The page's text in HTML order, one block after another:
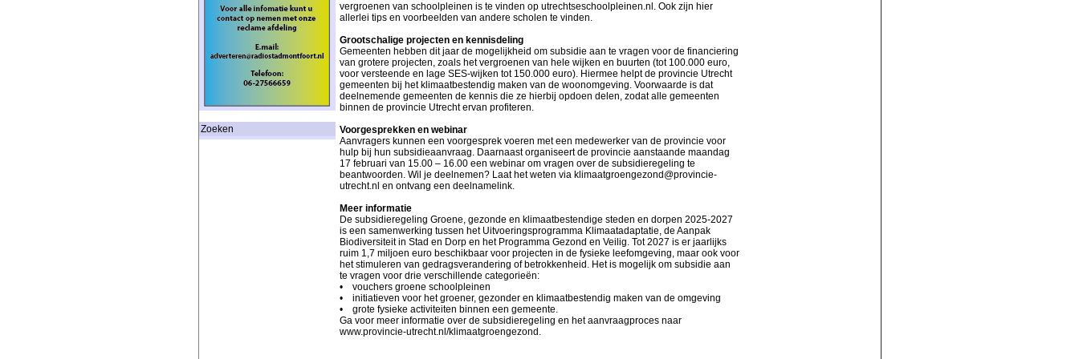
Zoeken
vergroenen van schoolpleinen is te vinden op utrechtseschoolpleinen.nl. Ook zijn hier
allerlei tips en voorbeelden van andere scholen te vinden.
Grootschalige projecten en kennisdeling
Gemeenten hebben dit jaar de mogelijkheid om subsidie aan te vragen voor de financiering
van grotere projecten, zoals het vergroenen van hele wijken en buurten (tot 100.000 euro,
voor versteende en lage SES-wijken tot 150.000 euro). Hiermee helpt de provincie Utrecht
gemeenten bij het klimaatbestendig maken van de woonomgeving. Voorwaarde is dat
deelnemende gemeenten de kennis die ze hierbij opdoen delen, zodat alle gemeenten
binnen de provincie Utrecht ervan profiteren.
Voorgesprekken en webinar
Aanvragers kunnen een voorgesprek voeren met een medewerker van de provincie voor
hulp bij hun subsidieaanvraag. Daarnaast organiseert de provincie aanstaande maandag
17 februari van 15.00 – 16.00 een webinar om vragen over de subsidieregeling te
beantwoorden. Wil je deelnemen? Laat het weten via klimaatgroengezond@provincie-
utrecht.nl en ontvang een deelnamelink.
Meer informatie
De subsidieregeling Groene, gezonde en klimaatbestendige steden en dorpen 2025-2027
is een samenwerking tussen het Uitvoeringsprogramma Klimaatadaptatie, de Aanpak
Biodiversiteit in Stad en Dorp en het Programma Gezond en Veilig. Tot 2027 is er jaarlijks
ruim 1,7 miljoen euro beschikbaar voor projecten in de fysieke leefomgeving, maar ook voor
het stimuleren van gedragsverandering of betrokkenheid. Het is mogelijk om subsidie aan
te vragen voor drie verschillende categorieën:
• vouchers groene schoolpleinen
• initiatieven voor het groener, gezonder en klimaatbestendig maken van de omgeving
• grote fysieke activiteiten binnen een gemeente.
Ga voor meer informatie over de subsidieregeling en het aanvraagproces naar
www.provincie-utrecht.nl/klimaatgroengezond.